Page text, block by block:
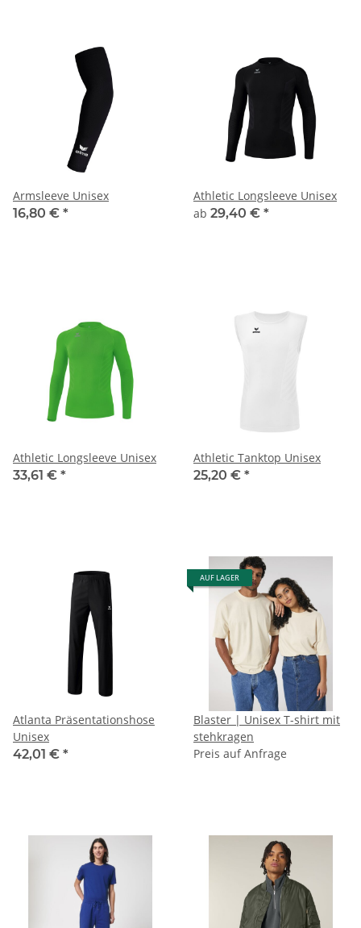
Armsleeve Unisex
16,80 € *
Athletic Longsleeve Unisex
ab 29,40 € *
Athletic Longsleeve Unisex
33,61 € *
Athletic Tanktop Unisex
25,20 € *
Atlanta Präsentationshose
Unisex
42,01 € *
AUF LAGER
Blaster | Unisex T-shirt mit
stehkragen
Preis auf Anfrage